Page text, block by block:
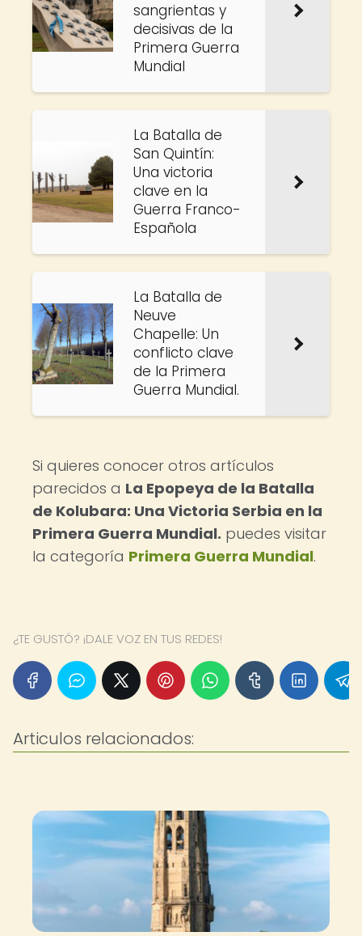
sangrientas y
decisivas de la
Primera Guerra
Mundial
La Batalla de
San Quintín:
Una victoria
clave en la
Guerra Franco-
Española
La Batalla de
Neuve
Chapelle: Un
conflicto clave
de la Primera
Guerra Mundial.
Si quieres conocer otros artículos
parecidos a La Epopeya de la Batalla
de Kolubara: Una Victoria Serbia en la
Primera Guerra Mundial. puedes visitar
la categoría Primera Guerra Mundial.
¿TE GUSTÓ? ¡DALE VOZ EN TUS REDES!
Articulos relacionados: